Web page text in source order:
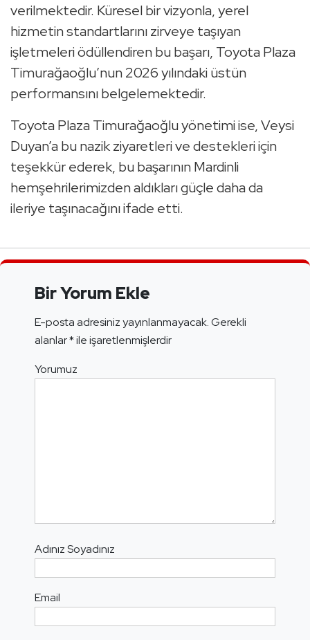
verilmektedir. Küresel bir vizyonla, yerel
hizmetin standartlarını zirveye taşıyan
işletmeleri ödüllendiren bu başarı, Toyota Plaza
Timurağaoğlu’nun 2026 yılındaki üstün
performansını belgelemektedir.
Toyota Plaza Timurağaoğlu yönetimi ise, Veysi
Duyan’a bu nazik ziyaretleri ve destekleri için
teşekkür ederek, bu başarının Mardinli
hemşehrilerimizden aldıkları güçle daha da
ileriye taşınacağını ifade etti.
Bir Yorum Ekle
E-posta adresiniz yayınlanmayacak.Gerekli
alanlar*ile işaretlenmişlerdir
Yorumuz
Adınız Soyadınız
Email